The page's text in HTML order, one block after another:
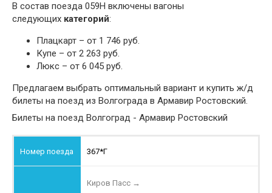
В состав поезда 059Н включены вагоны
следующих категорий:
Плацкарт – от 1 746 руб.
Купе – от 2 263 руб.
Люкс – от 6 045 руб.
Предлагаем выбрать оптимальный вариант и купить ж/д
билеты на поезд из Волгограда в Армавир Ростовский.
Билеты на поезд Волгоград - Армавир Ростовский
367*Г
Киров Пасс →